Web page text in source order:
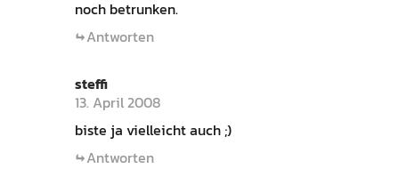
noch betrunken.
Antworten
steffi
13. April 2008
biste ja vielleicht auch ;)
Antworten